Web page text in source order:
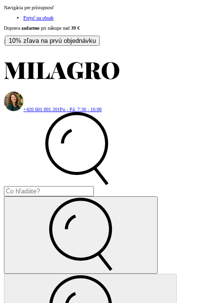
Navigácia pre prístupnosť
Prejsť na obsah
Doprava zadarmo pri nákupe nad 39 €
| 10% zľava na prvú objednávku
+420 601 001 201Po - Pá: 7:30 - 16:00